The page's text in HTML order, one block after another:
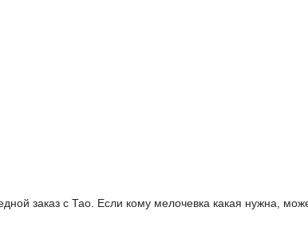
заказ с Тао. Если кому мелочевка какая нужна,